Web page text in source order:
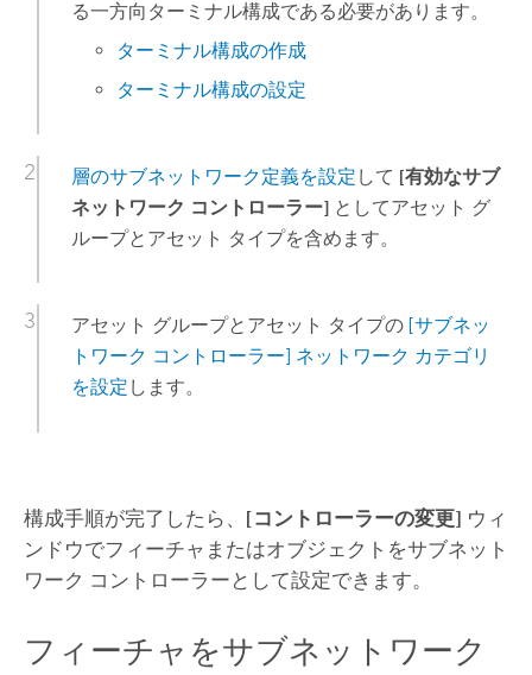
る一方向ターミナル構成である必要があります。
ターミナル構成の作成
ターミナル構成の設定
層のサブネットワーク定義を設定 して [有効なサブ
ネットワーク コントローラー]としてアセット グ
ループとアセット タイプを含めます。
アセット グループとアセット タイプの [サブネッ
トワーク コントローラー] ネットワーク カテゴリ
を設定 します。
構成手順が完了したら、 [コントローラーの変更] ウィ
ンドウでフィーチャまたはオブジェクトをサブネット
ワーク コントローラーとして設定できます。
フィーチャをサブネットワーク